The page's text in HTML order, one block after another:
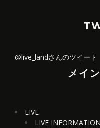
@live_landさんのツイート
メイ
LIVE
LIVE INFORMATION